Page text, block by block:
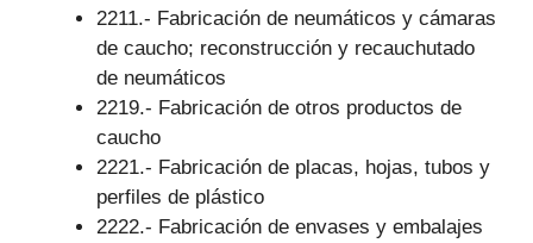
2211.- Fabricación de neumáticos y cámaras
de caucho; reconstrucción y recauchutado
de neumáticos
2219.- Fabricación de otros productos de
caucho
2221.- Fabricación de placas, hojas, tubos y
perfiles de plástico
2222.- Fabricación de envases y embalajes